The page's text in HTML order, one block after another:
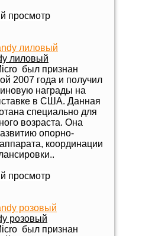
просмотр
лиловый
был признан
2007 года и получил
награды на
в США. Данная
специально для
возраста. Она
опорно-
координации
просмотр
розовый
был признан